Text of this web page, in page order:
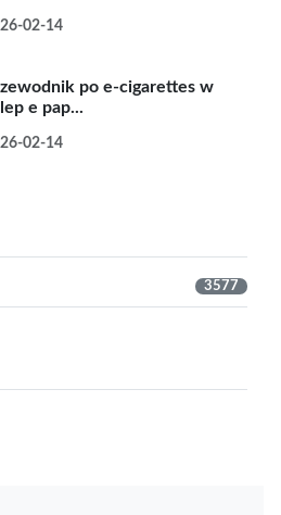
02-14
po e-cigarettes w
e pap...
02-14
3577